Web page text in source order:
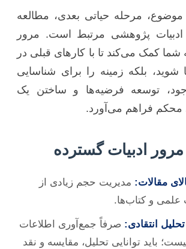
مرحله حیاتی بعدی، مطالعه
پژوهشی مرتبط است. مرور
به شما کمک می‌کند تا با کارهای قبلی در
شوید، بلکه زمینه را برای شناسایی
توسعه فرضیه‌ها و ساختن یک
فراهم می‌آورد.
ادبیات گسترده
مقالات: مدیریت حجم زیادی از
علمی و کتاب‌ها.
تحلیل انتقادی: صرفاً جمع‌آوری اطلاعات
باید توانایی تحلیل، مقایسه و نقد